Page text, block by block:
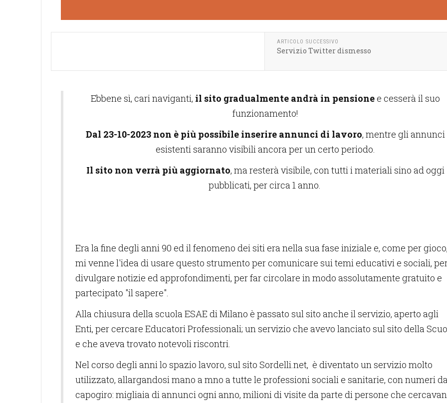
ARTICOLO SUCCESSIVO
Servizio Twitter dismesso
Ebbene sì, cari naviganti, il sito gradualmente andrà in pensionee cesserà il suo
funzionamento!
Dal 23-10-2023 non è più possibile inserire annunci di lavoro, mentre gli annunci
esistenti saranno visibili ancora per un certo periodo.
Il sito non verrà più aggiornato, ma resterà visibile, con tutti i materiali sino ad oggi
pubblicati, per circa 1 anno.
Era la fine degli anni 90 ed il fenomeno dei siti era nella sua fase iniziale e, come per gioco,
mi venne l'idea di usare questo strumento per comunicare sui temi educativi e sociali,
divulgare notizie ed approfondimenti, per far circolare in modo assolutamente gratuito e
partecipato "il sapere".
Alla chiusura della scuola ESAE di Milano è passato sul sito anche il servizio, aperto agli
Enti, per cercare Educatori Professionali; un servizio che avevo lanciato sul sito della
e che aveva trovato notevoli riscontri.
Nel corso degli anni lo spazio lavoro, sul sito Sordelli.net, è diventato un servizio molto
utilizzato, allargandosi mano a mno a tutte le professioni sociali e sanitarie, con numeri
capogiro: migliaia di annunci ogni anno, milioni di visite da parte di persone che